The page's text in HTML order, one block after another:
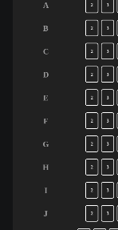
A
B
C
D
E
F
G
H
I
J
2 3
2 3
2 3
2 3
2 3
2 3
2 3
2 3
2 3
2 3